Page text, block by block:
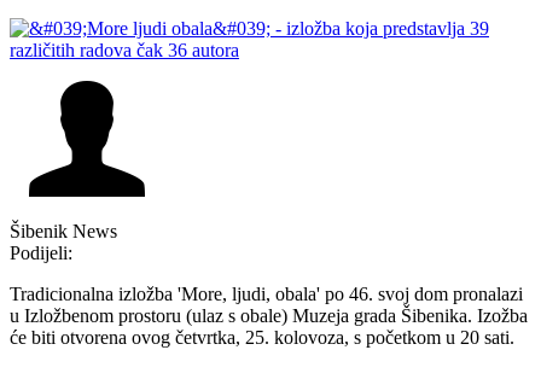
Šibenik News
Podijeli:
Tradicionalna izložba 'More, ljudi, obala' po 46. svoj dom pronalazi
u Izložbenom prostoru (ulaz s obale) Muzeja grada Šibenika. Izožba
će biti otvorena ovog četvrtka, 25. kolovoza, s početkom u 20 sati.